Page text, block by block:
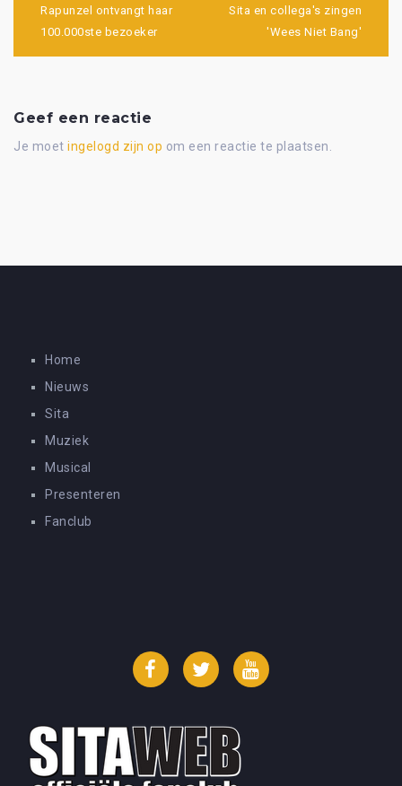
navigatie
Rapunzel ontvangt haar
100.000ste bezoeker
Sita en collega's zingen
'Wees Niet Bang'
Geef een reactie
Je moet ingelogd zijn op om een reactie te plaatsen.
Home
Nieuws
Sita
Muziek
Musical
Presenteren
Fanclub
FacebookTwitter YouTube